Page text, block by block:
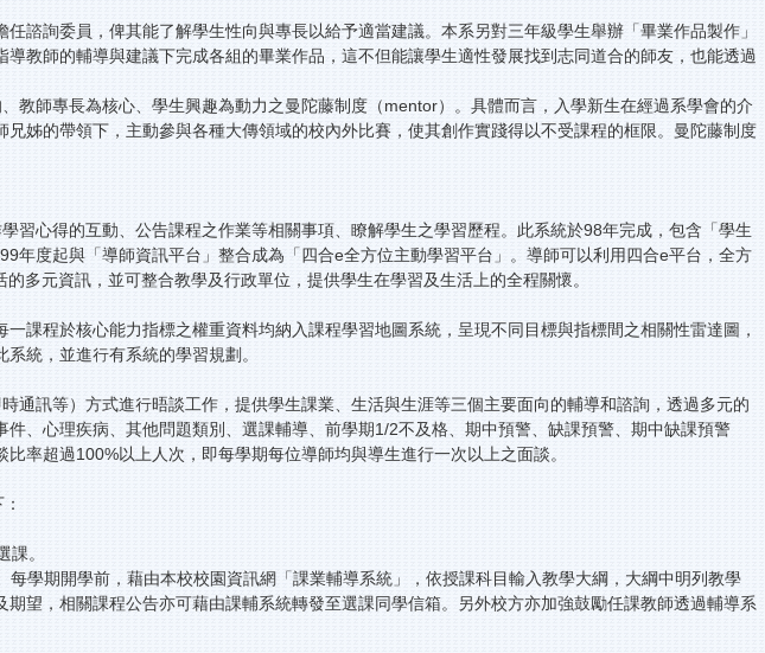
諮詢委員，俾其能了解學生性向與專長以給予適當建議。本系另對三年級學生舉辦「畢業作品製作」
教師的輔導與建議下完成各組的畢業作品，這不但能讓學生適性發展找到志同道合的師友，也能透過
師專長為核心、學生興趣為動力之曼陀藤制度（mentor）。具體而言，入學新生在經過系學會的介
姊的帶領下，主動參與各種大傳領域的校內外比賽，使其創作實踐得以不受課程的框限。曼陀藤制度
心得的互動、公告課程之作業等相關事項、瞭解學生之學習歷程。此系統於98年完成，包含「學生
度起與「導師資訊平台」整合成為「四合e全方位主動學習平台」。導師可以利用四合e平台，全方
多元資訊，並可整合教學及行政單位，提供學生在學習及生活上的全程關懷。
課程於核心能力指標之權重資料均納入課程學習地圖系統，呈現不同目標與指標間之相關性雷達圖，
統，並進行有系統的學習規劃。
訊等）方式進行晤談工作，提供學生課業、生活與生涯等三個主要面向的輔導和諮詢，透過多元的
、心理疾病、其他問題類別、選課輔導、前學期1/2不及格、期中預警、缺課預警、期中缺課預警
率超過100%以上人次，即每學期每位導師均與導生進行一次以上之面談。
。
學期開學前，藉由本校校園資訊網「課業輔導系統」，依授課科目輸入教學大綱，大綱中明列教學
望，相關課程公告亦可藉由課輔系統轉發至選課同學信箱。另外校方亦加強鼓勵任課教師透過輔導系